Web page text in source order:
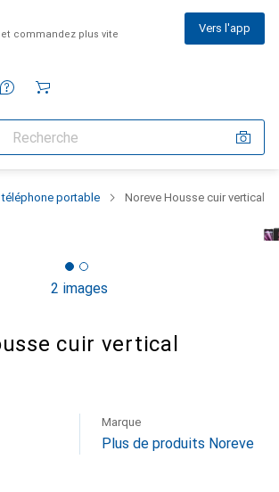
et commandez plus vite Vers l'app
portable Noreve Housse cuir vertical
2 images
cuir vertical
Marque
Plus de produits Noreve